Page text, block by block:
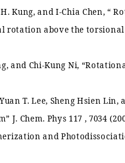
Kung, and I-Chia Chen, “
rotation above the
and Chi-Kung Ni, “
T. Lee, Sheng Hsien Lin,
” J. Chem. Phys 117 , 7034
and